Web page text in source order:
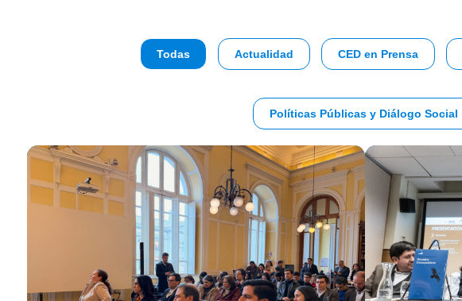
Todas Actualidad CED en Prensa
Políticas Públicas y Diálogo Social